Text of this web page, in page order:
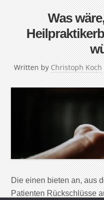
Was
Written by Christoph Koch
Die einen bieten an, aus
Patienten Rückschlüsse